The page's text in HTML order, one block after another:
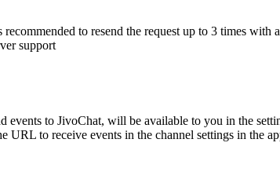
to resend the request up to 3 times with
support
events to JivoChat, will be available to you in the
URL to receive events in the channel settings in the